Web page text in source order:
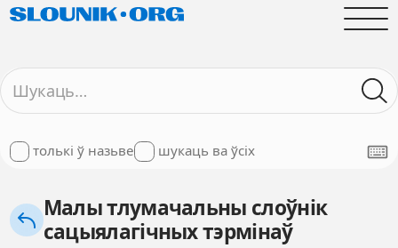
толькі ў назьве шукаць ва ўсіх
Малы тлумачальны слоўнік
сацыялагічных тэрмінаў